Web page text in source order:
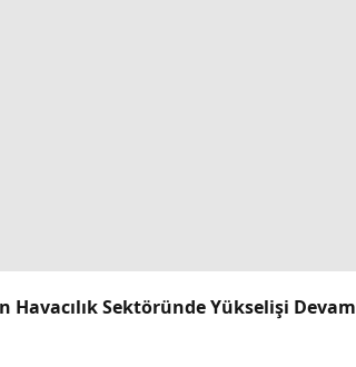
Havacılık Sektöründe Yükselişi Devam